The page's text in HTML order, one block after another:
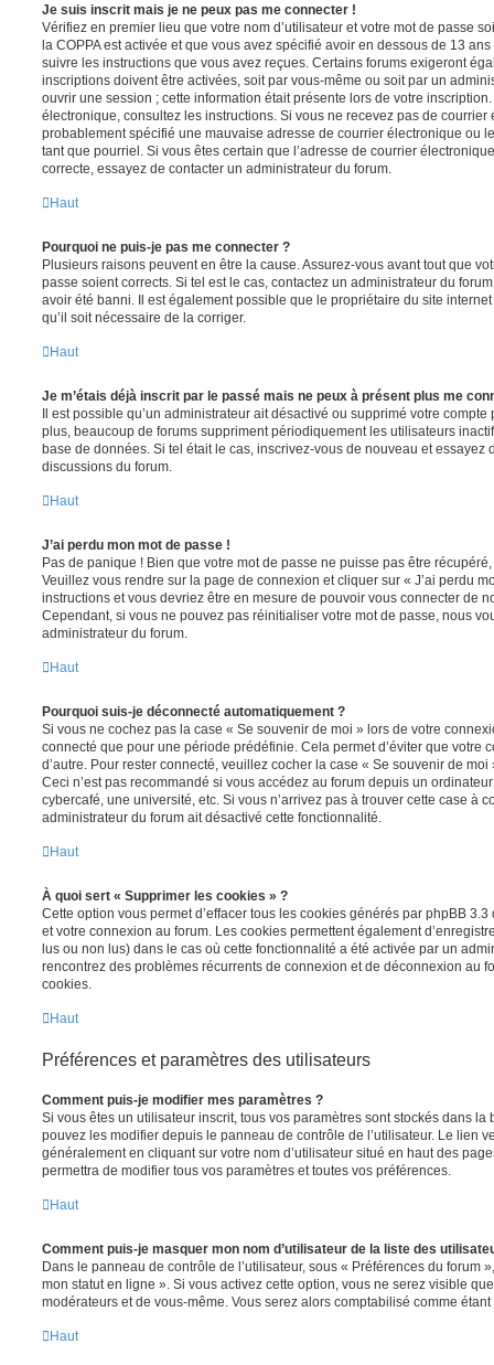
Je suis inscrit mais je ne peux pas me connecter !
Vérifiez en premier lieu que votre nom d’utilisateur et votre mot de passe
la COPPA est activée et que vous avez spécifié avoir en dessous de 13
suivre les instructions que vous avez reçues. Certains forums exigeront
inscriptions doivent être activées, soit par vous-même ou soit par un
ouvrir une session ; cette information était présente lors de votre
électronique, consultez les instructions. Si vous ne recevez pas de courrier
probablement spécifié une mauvaise adresse de courrier électronique ou
tant que pourriel. Si vous êtes certain que l’adresse de courrier
correcte, essayez de contacter un administrateur du forum.
Haut
Pourquoi ne puis-je pas me connecter ?
Plusieurs raisons peuvent en être la cause. Assurez-vous avant tout que
passe soient corrects. Si tel est le cas, contactez un administrateur du
avoir été banni. Il est également possible que le propriétaire du site
qu’il soit nécessaire de la corriger.
Haut
Je m’étais déjà inscrit par le passé mais ne peux à présent plus me
Il est possible qu’un administrateur ait désactivé ou supprimé votre
plus, beaucoup de forums suppriment périodiquement les utilisateurs
base de données. Si tel était le cas, inscrivez-vous de nouveau et essayez
discussions du forum.
Haut
J’ai perdu mon mot de passe !
Pas de panique ! Bien que votre mot de passe ne puisse pas être
Veuillez vous rendre sur la page de connexion et cliquer sur « J’ai perdu
instructions et vous devriez être en mesure de pouvoir vous connecter de
Cependant, si vous ne pouvez pas réinitialiser votre mot de passe, nous
administrateur du forum.
Haut
Pourquoi suis-je déconnecté automatiquement ?
Si vous ne cochez pas la case « Se souvenir de moi » lors de votre
connecté que pour une période prédéfinie. Cela permet d’éviter que votre
d’autre. Pour rester connecté, veuillez cocher la case « Se souvenir de
Ceci n’est pas recommandé si vous accédez au forum depuis un
cybercafé, une université, etc. Si vous n’arrivez pas à trouver cette case à
administrateur du forum ait désactivé cette fonctionnalité.
Haut
À quoi sert « Supprimer les cookies » ?
Cette option vous permet d’effacer tous les cookies générés par phpBB
et votre connexion au forum. Les cookies permettent également
lus ou non lus) dans le cas où cette fonctionnalité a été activée par un
rencontrez des problèmes récurrents de connexion et de déconnexion au
cookies.
Haut
Préférences et paramètres des utilisateurs
Comment puis-je modifier mes paramètres ?
Si vous êtes un utilisateur inscrit, tous vos paramètres sont stockés dans la
pouvez les modifier depuis le panneau de contrôle de l’utilisateur. Le lien
généralement en cliquant sur votre nom d’utilisateur situé en haut des
permettra de modifier tous vos paramètres et toutes vos préférences.
Haut
Comment puis-je masquer mon nom d’utilisateur de la liste des
Dans le panneau de contrôle de l’utilisateur, sous « Préférences du forum
mon statut en ligne ». Si vous activez cette option, vous ne serez visible
modérateurs et de vous-même. Vous serez alors comptabilisé comme
Haut